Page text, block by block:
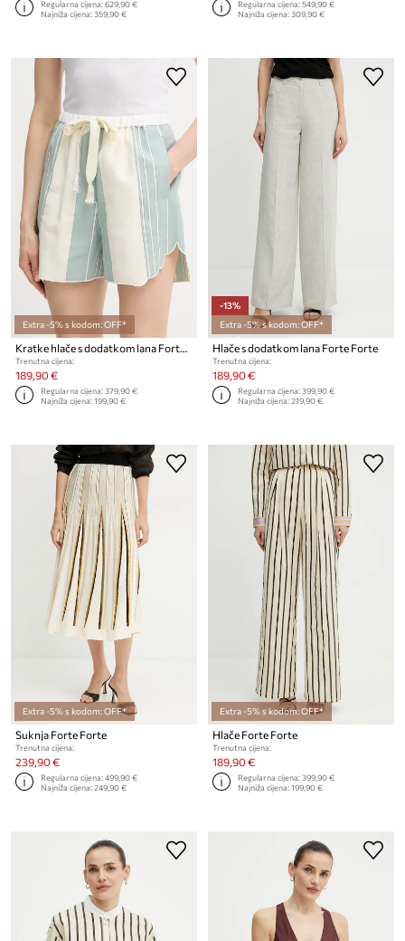
Regularna cijena:629,90 €
Najniža cijena:359,90 €
Regularna cijena:549,90 €
Najniža cijena:309,90 €
Extra -5% s kodom: OFF*
Trenutna cijena:
189,90 €
Regularna cijena:379,90 €
Najniža cijena:199,90 €
-13%
Extra -5% s kodom: OFF*
Hlače s dodatkom lana Forte Forte
Trenutna cijena:
189,90 €
Regularna cijena:399,90 €
Najniža cijena:219,90 €
Extra -5% s kodom: OFF*
Suknja Forte Forte
Trenutna cijena:
239,90 €
Regularna cijena:499,90 €
Najniža cijena:249,90 €
Extra -5% s kodom: OFF*
Hlače Forte Forte
Trenutna cijena:
189,90 €
Regularna cijena:399,90 €
Najniža cijena:199,90 €